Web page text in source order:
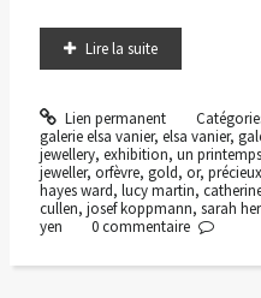
Lire la suite
Lien permanent
galerie elsa vanier, elsa vanier,
jewellery, exhibition, un
jeweller, orfèvre, gold, or, précieux
hayes ward, lucy martin,
cullen, josef koppmann, sarah
yen
0commentaire